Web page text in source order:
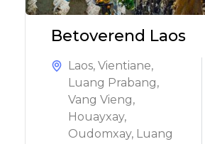
Betoverend Laos
Laos, Vientiane,
Luang Prabang,
Vang Vieng,
Houayxay,
Oudomxay, Luang